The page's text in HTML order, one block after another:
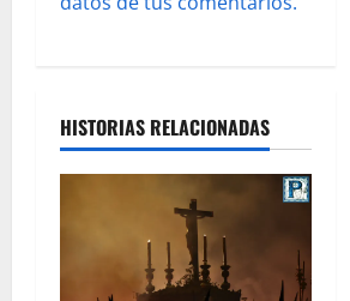
a
HISTORIAS RELACIONADAS